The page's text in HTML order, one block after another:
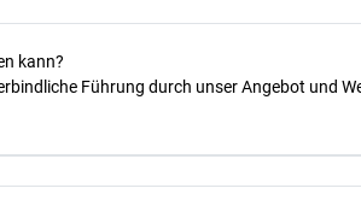
kann?
Führung durch unser Angebot und